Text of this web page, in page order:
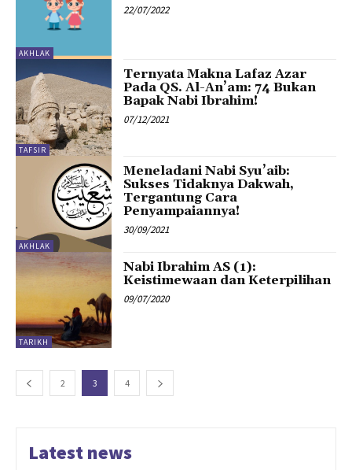
AKHLAK
22/07/2022
TAFSIR
Ternyata Makna Lafaz Azar
Pada QS. Al-An’am: 74 Bukan
Bapak Nabi Ibrahim!
07/12/2021
AKHLAK
Meneladani Nabi Syu’aib:
Sukses Tidaknya Dakwah,
Tergantung Cara
Penyampaiannya!
30/09/2021
TARIKH
Nabi Ibrahim AS (1):
Keistimewaan dan Keterpilihan
09/07/2020
2 3 4
Latest news